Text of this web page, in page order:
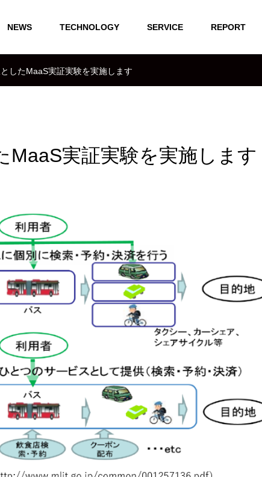
NEWS TECHNOLOGY SERVICE REPORT
したMaaS実証実験を実施します
MaaS実証実験を実施します